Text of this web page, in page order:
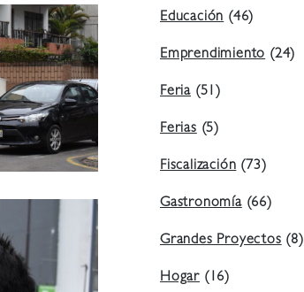
Educación(46)
Emprendimiento(24)
Feria (51)
Ferias(5)
Fiscalización(73)
Gastronomía(66)
Grandes Proyectos(8)
Hogar (16)